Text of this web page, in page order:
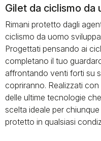
Gilet da ciclismo da
Rimani protetto dagli
ciclismo da uomo
Progettati pensando ai
completano il tuo
affrontando venti forti su
copriranno. Realizzati
delle ultime tecnologie
scelta ideale per
protetto in qualsiasi